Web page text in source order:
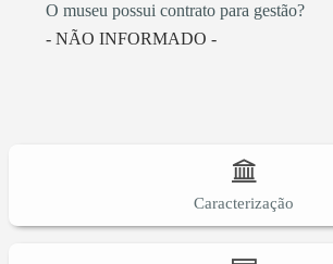
O museu possui contrato para gestão?
- NÃO INFORMADO -
Caracterização